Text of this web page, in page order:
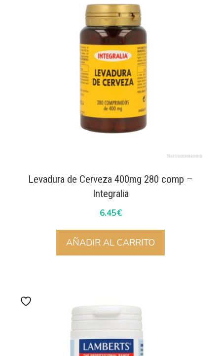
Levadura de Cerveza 400mg 280 comp –
Integralia
6.45€
AÑADIR AL CARRITO